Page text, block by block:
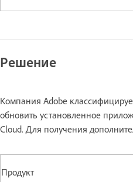
Решение
Компания Adobe
обновить установленное
Cloud. Для получения
Продукт